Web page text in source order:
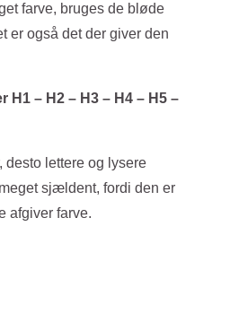
farve, bruges de bløde
er også det der giver den
H1 – H2 – H3 – H4 – H5 –
desto lettere og lysere
sjældent, fordi den er
afgiver farve.